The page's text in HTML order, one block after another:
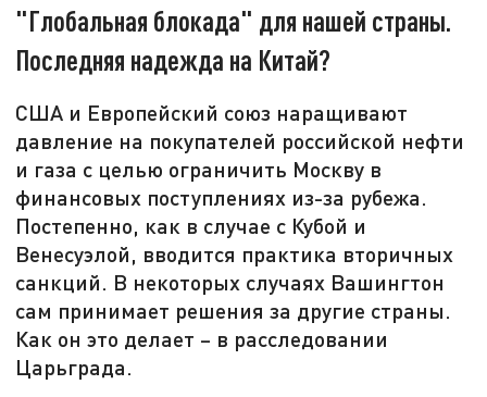
"Глобальная блокада" для нашей страны.
Последняя надежда на Китай?
США и Европейский союз наращивают
давление на покупателей российской нефти
и газа с целью ограничить Москву в
финансовых поступлениях из-за рубежа.
Постепенно, как в случае с Кубой и
Венесуэлой, вводится практика вторичных
санкций. В некоторых случаях Вашингтон
сам принимает решения за другие страны.
Как он это делает – в расследовании
Царьграда.